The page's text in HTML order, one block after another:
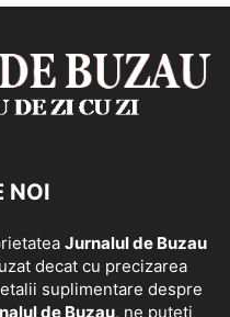
NOI
Jurnalul de Buzau
decat cu precizarea
suplimentare despre
de Buzau, ne puteti